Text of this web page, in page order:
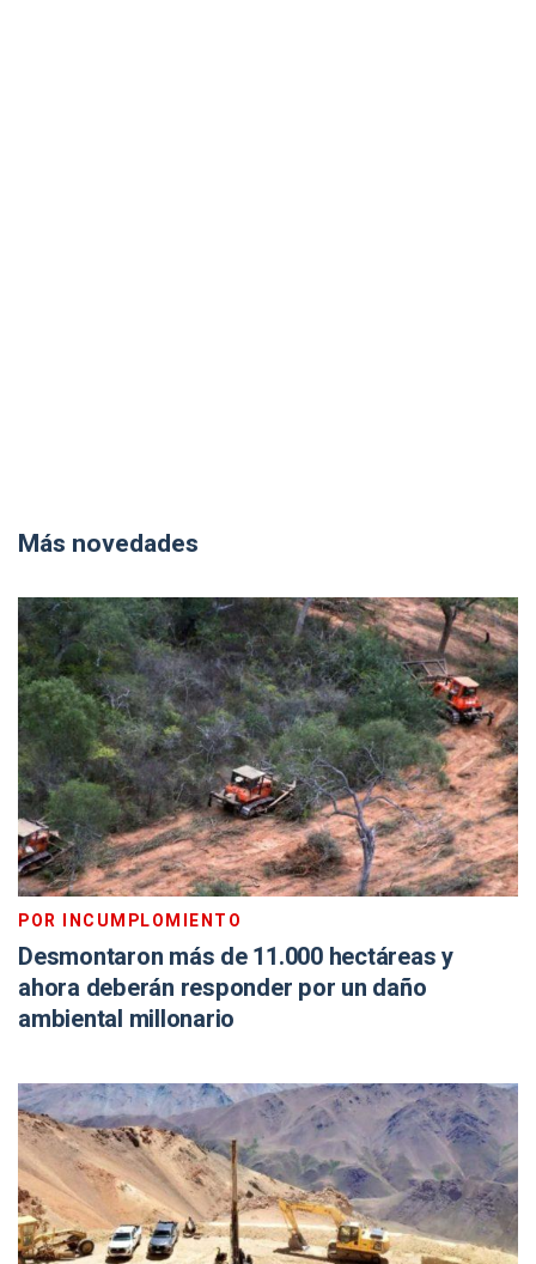
Más novedades
POR INCUMPLOMIENTO
Desmontaron más de 11.000 hectáreas y
ahora deberán responder por un daño
ambiental millonario